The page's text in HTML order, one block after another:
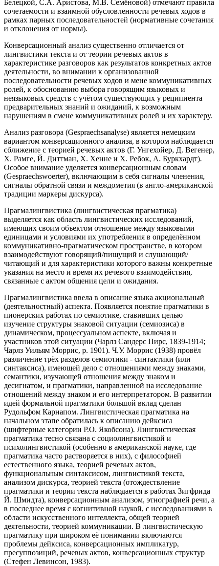
Белецкой, С.А. Аристова, М.В. Семёновой) отмечают правила
сочетаемости и взаимной обусловленности речевых ходов в
рамках парных последовательностей (нормативные сочетания
и отклонения от нормы).
Конверсационный анализ существенно отличается от
лингвистики текста и от теории речевых актов в
характеристике разговоров как результатов конкретных актов
деятельности, во внимании к организованной
последовательности речевых ходов и мене коммуникативных
ролей, к обоснованию выбора говорящим языковых и
неязыковых средств с учётом существующих у реципиента
предварительных знаний и ожиданий, к возможным
нарушениям в смене коммуникативных ролей и их характеру.
Анализ разговора (Gespraechsanalyse) является немецким
вариантом конверсационного анализа, в котором наблюдается
сближение с теорией речевых актов (Г. Унгехойер, Д. Вегенер,
Х. Рамге, Й. Диттман, Х. Хенне и Х. Ребок, А. Буркхардт).
Особое внимание уделяется конверсационным словам
(Gespraechswoerter), включающим в себя сигналы членения,
сигналы обратной связи и междометия (в англо-американской
традиции маркеры дискурса).
Прагмалингвистика (лингвистическая прагматика)
выделяется как область лингвистических исследований,
имеющих своим объектом отношение между языковыми
единицами и условиями их употребления в определённом
коммуникативно-прагматическом пространстве, в котором
взаимодействуют говорящий/пишущий и слушающий/
читающий и для характеристики которого важны конкретные
указания на место и время их речевого взаимодействия,
связанные с актом общения цели и ожидания.
Прагмалингвистика ввела в описание языка акциональный
(деятельностный) аспекта. Появляется понятие прагматики в
пионерских работах по семиотике, ставивших целью
изучение структуры знаковой ситуации (семиозиса) в
динамическом, процессуальном аспекте, включая и
участников этой ситуации (Чарлз Сандерс Пирс, 1839-1914;
Чарлз Уильям Моррис, р. 1901). Ч.У. Моррис (1938) провёл
различение трёх разделов семиотики - синтактики (или
синтаксиса), имеющей дело с отношениями между знаками,
семантики, изучающей отношения между знаком и
десигнатом, и прагматики, направленной на исследование
отношений между знаком и его интерпретатором. В развитии
идей формальной прагматики большой вклад сделан
Рудольфом Карнапом. Лингвистическая прагматика на
начальном этапе обратилась к описанию дейксиса
(шифтерные категории Р.О. Якобсона). Лингвистическая
прагматика тесно связана с социолингвистикой и
психолингвистикой (особенно в американской науке, где
прагматика часто растворяется в них), с философией
естественного языка, теорией речевых актов,
функциональным синтаксисом, лингвистикой текста,
анализом дискурса, теорией текста (отождествление
прагматики и теории текста наблюдается в работах Зигфрида
Й. Шмидта), конверсационным анализом, этнографией речи, а
в последнее время с когнитивной наукой, с исследованиями в
области искусственного интеллекта, общей теорией
деятельности, теорией коммуникации. В лингвистическую
прагматику при широком её понимании включаются
проблемы дейксиса, конверсационных импликатур,
пресуппозиций, речевых актов, конверсационных структур
(Стефен Левинсон, 1983).